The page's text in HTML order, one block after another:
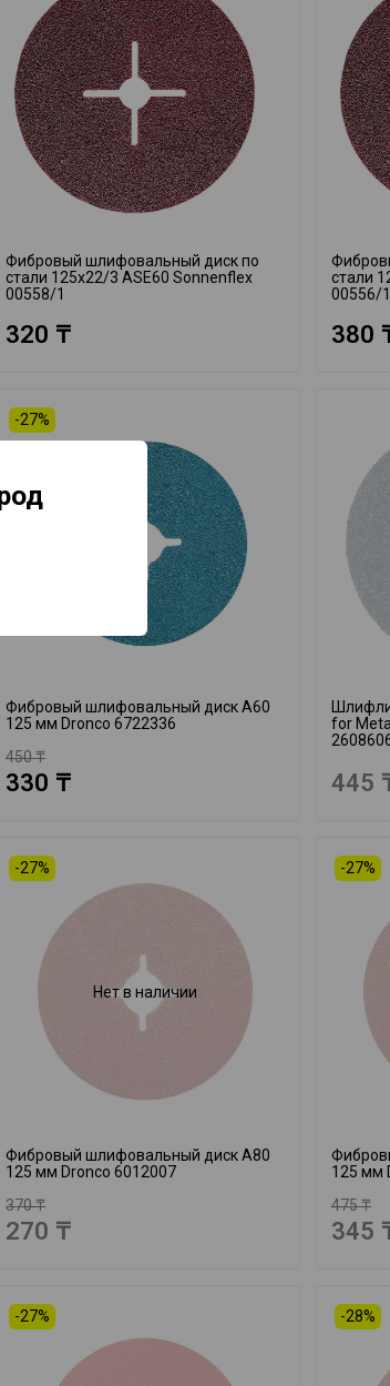
Фибровый шлифовальный диск по
стали 125x22/3 ASE60 Sonnenflex
00558/1
320 ₸
стали
00556/1
380
-27%
Фибровый шлифовальный диск A60
125 мм Dronco 6722336
450 ₸
330 ₸
for
445
Нет в наличии
-27%
Фибровый шлифовальный диск A80
125 мм Dronco 6012007
370 ₸
270 ₸
-27%
125 мм
475 ₸
345
-27% -28%